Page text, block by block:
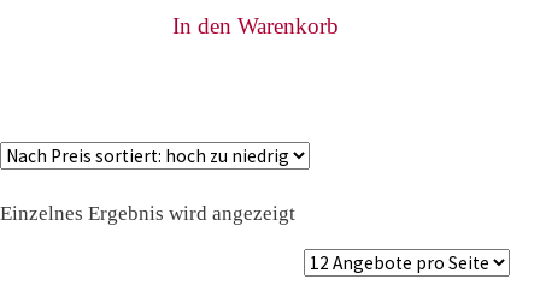
In den Warenkorb
Einzelnes Ergebnis wird angezeigt